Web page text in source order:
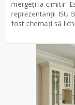
mergeți la cimitir!
reprezentanții ISU
fost chemați să